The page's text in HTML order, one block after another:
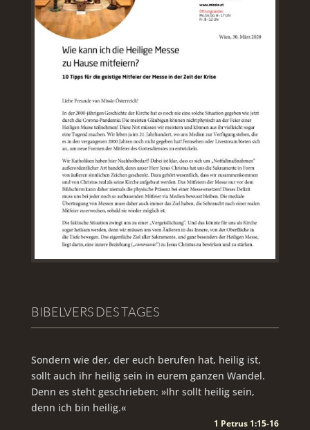
BIBELVERS DES TAGES
Sondern wie der, der euch berufen hat, heilig ist,
sollt auch ihr heilig sein in eurem ganzen Wandel.
Denn es steht geschrieben: »Ihr sollt heilig sein,
denn ich bin heilig.«
1 Petrus 1:15-16